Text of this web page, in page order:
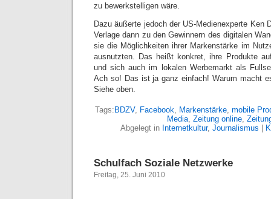
zu bewerkstelligen wäre.
Dazu äußerte jedoch der US-Medienexperte Ken
Verlage dann zu den Gewinnern des digitalen
sie die Möglichkeiten ihrer Markenstärke im
ausnutzten. Das heißt konkret, ihre Produkte
und sich auch im lokalen Werbemarkt als
Ach so! Das ist ja ganz einfach! Warum macht
Siehe oben.
Tags: BDZV, Facebook Markenstärke, mobile
Media, Zeitung online,
Abgelegt in Internetkultur, Journalismus
Schulfach Soziale Netzwerke
Freitag, 25. Juni 2010